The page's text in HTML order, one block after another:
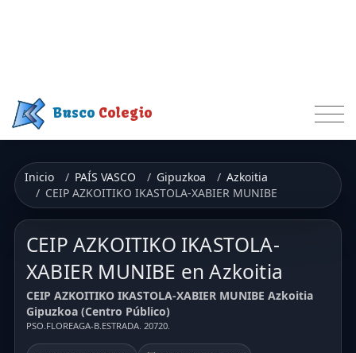
Busco Colegio
Inicio PAÍS VASCO Gipuzkoa
Azkoitia
CEIP AZKOITIKO IKASTOLA-XABIER MUNIBE
CEIP AZKOITIKO IKASTOLA-
XABIER MUNIBE en Azkoitia
CEIP AZKOITIKO IKASTOLA-XABIER MUNIBE Azkoitia
Gipuzkoa (Centro Público)
PSO.FLOREAGA-B.ESTRADA. 20720.